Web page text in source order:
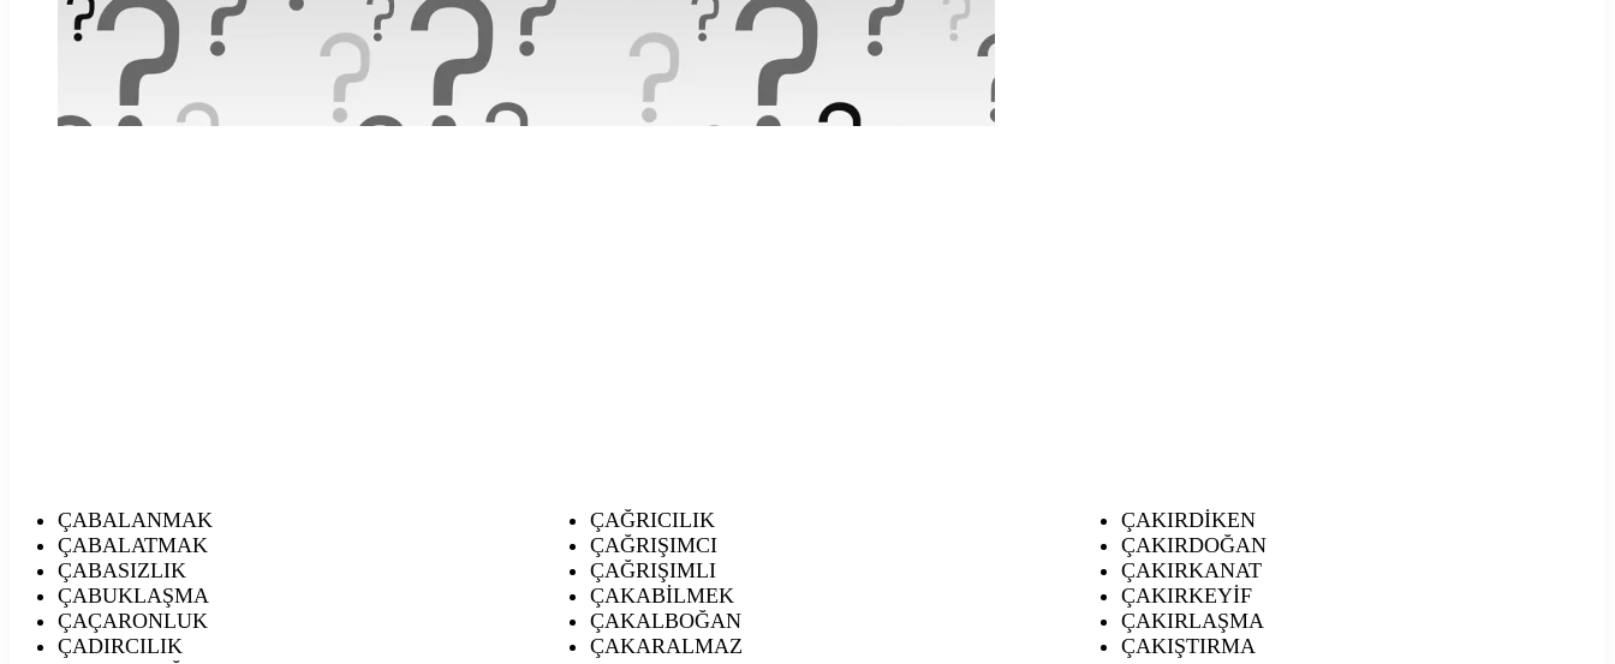
ÇABALANMAK
ÇABALATMAK
ÇABASIZLIK
ÇABUKLAŞMA
ÇAÇARONLUK
ÇADIRCILIK
ÇAĞRICILIK
ÇAĞRIŞIMCI
ÇAĞRIŞIMLI
ÇAKABİLMEK
ÇAKALBOĞAN
ÇAKARALMAZ
ÇAKIRDİKEN
ÇAKIRDOĞAN
ÇAKIRKANAT
ÇAKIRKEYİF
ÇAKIRLAŞMA
ÇAKIŞTIRMA